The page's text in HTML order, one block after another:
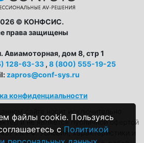
© КОНФСИС.
права защищены
Авиамоторная, дом 8, стр 1
128-63-33 , 8 (800) 555-19-25
zapros@conf-sys.ru
конфиденциальности
и не является публичной офертой
437 ГК РФ. Условия, характеристики и
файлы cookie. Пользуясь
с Политикой